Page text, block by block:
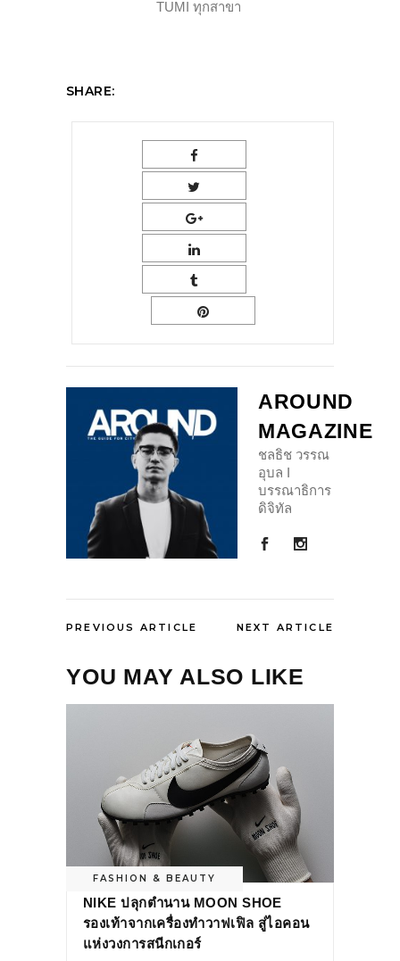
TUMI ทุกสาขา
SHARE:
AROUND
MAGAZINE
ชลธิช วรรณ
อุบล I
บรรณาธิการ
ดิจิทัล
PREVIOUS ARTICLE NEXT ARTICLE
YOU MAY ALSO LIKE
FASHION & BEAUTY
NIKE ปลุกตำนาน MOON SHOE
รองเท้าจากเครื่องทำวาฟเฟิล สู่ไอคอน
แห่งวงการสนีกเกอร์